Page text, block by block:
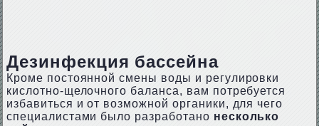
Дезинфекция бассейна
Кроме постоянной смены воды и регулировки
кислотно-щелочного баланса, вам потребуется
избавиться и от возможной органики, для чего
специалистами было разработано несколько